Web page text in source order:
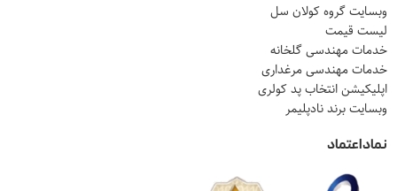
وبسایت گروه کولان سل
لیست قیمت
خدمات مهندسی گلخانه
خدمات مهندسی مرغداری
اپلیکیشن انتخاب پد کولری
وبسایت برند نادپلیمر
نماد اعتماد